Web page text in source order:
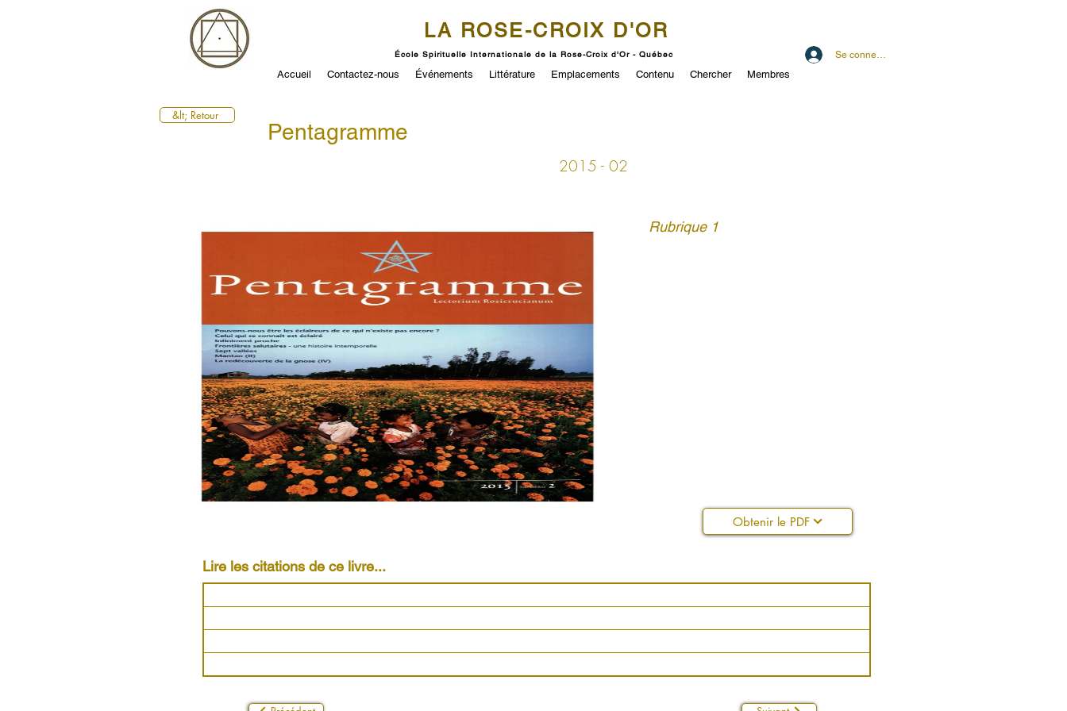
LA ROSE-CROIX D'OR
École Spirituelle Internationale de la Rose-Croix d'Or - Québec Se connecter
Accueil Contactez-nous Événements Littérature Emplacements Contenu Chercher Membres
&lt; Retour
Pentagramme
2015 - 02
Rubrique 1
Obtenir le PDF
Lire les citations de ce livre...